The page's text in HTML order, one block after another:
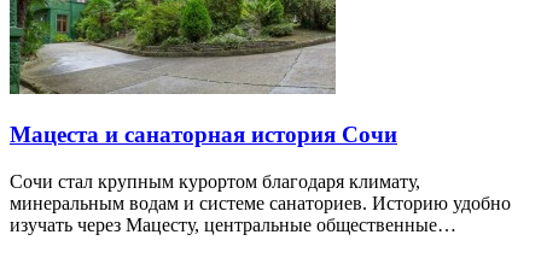
Мацеста и санаторная история Сочи
Сочи стал крупным курортом благодаря климату,
минеральным водам и системе санаториев. Историю удобно
изучать через Мацесту, центральные общественные…